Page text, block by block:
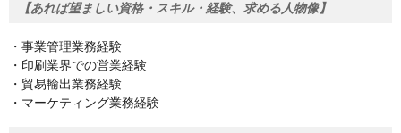
【あれば望ましい資格・スキル・経験、求める人物像】
・事業管理業務経験
・印刷業界での営業経験
・貿易輸出業務経験
・マーケティング業務経験